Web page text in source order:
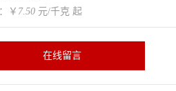
￥ 7.50 元/千克 起
在线留言